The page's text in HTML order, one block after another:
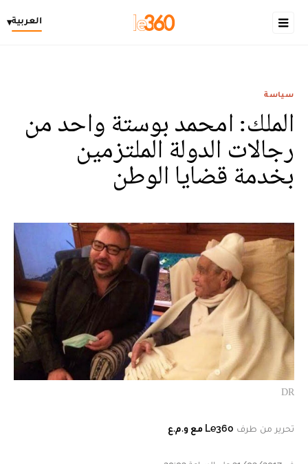
العربية▾
سياسة
الملك: امحمد بوستة واحد من
رجالات الدولة الملتزمين
بخدمة قضايا الوطن
DR
تحرير من طرف Le360 مع و.م.ع